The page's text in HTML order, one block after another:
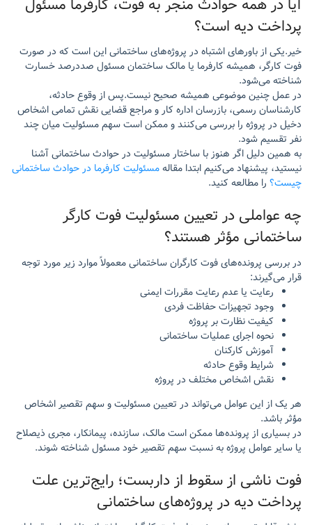
آیا در همه حوادث منجر به فوت، کارفرما مسئول
پرداخت دیه است؟
خیر.یکی از باورهای اشتباه در پروژه‌های ساختمانی این است که در صورت
فوت کارگر، همیشه کارفرما یا مالک ساختمان مسئول صددرصد خسارت
شناخته می‌شود.
در عمل چنین موضوعی همیشه صحیح نیست.پس از وقوع حادثه،
کارشناسان رسمی، بازرسان اداره کار و مراجع قضایی نقش تمامی اشخاص
دخیل در پروژه را بررسی می‌کنند و ممکن است سهم مسئولیت میان چند
نفر تقسیم شود.
به همین دلیل اگر هنوز با ساختار مسئولیت در حوادث ساختمانی آشنا
نیستید، پیشنهاد می‌کنیم ابتدا مقالهمسئولیت کارفرما در حوادث ساختمانی
چیست؟ را مطالعه کنید.
چه عواملی در تعیین مسئولیت فوت کارگر
ساختمانی مؤثر هستند؟
در بررسی پرونده‌های فوت کارگران ساختمانی معمولاً موارد زیر مورد توجه
قرار می‌گیرند:
رعایت یا عدم رعایت مقررات ایمنی
وجود تجهیزات حفاظت فردی
کیفیت نظارت بر پروژه
نحوه اجرای عملیات ساختمانی
آموزش کارکنان
شرایط وقوع حادثه
نقش اشخاص مختلف در پروژه
هر یک از این عوامل می‌تواند در تعیین مسئولیت و سهم تقصیر اشخاص
مؤثر باشد.
در بسیاری از پرونده‌ها ممکن است مالک، سازنده، پیمانکار، مجری ذیصلاح
یا سایر عوامل پروژه به نسبت سهم تقصیر خود مسئول شناخته شوند.
فوت ناشی از سقوط از داربست؛ رایج‌ترین علت
پرداخت دیه در پروژه‌های ساختمانی